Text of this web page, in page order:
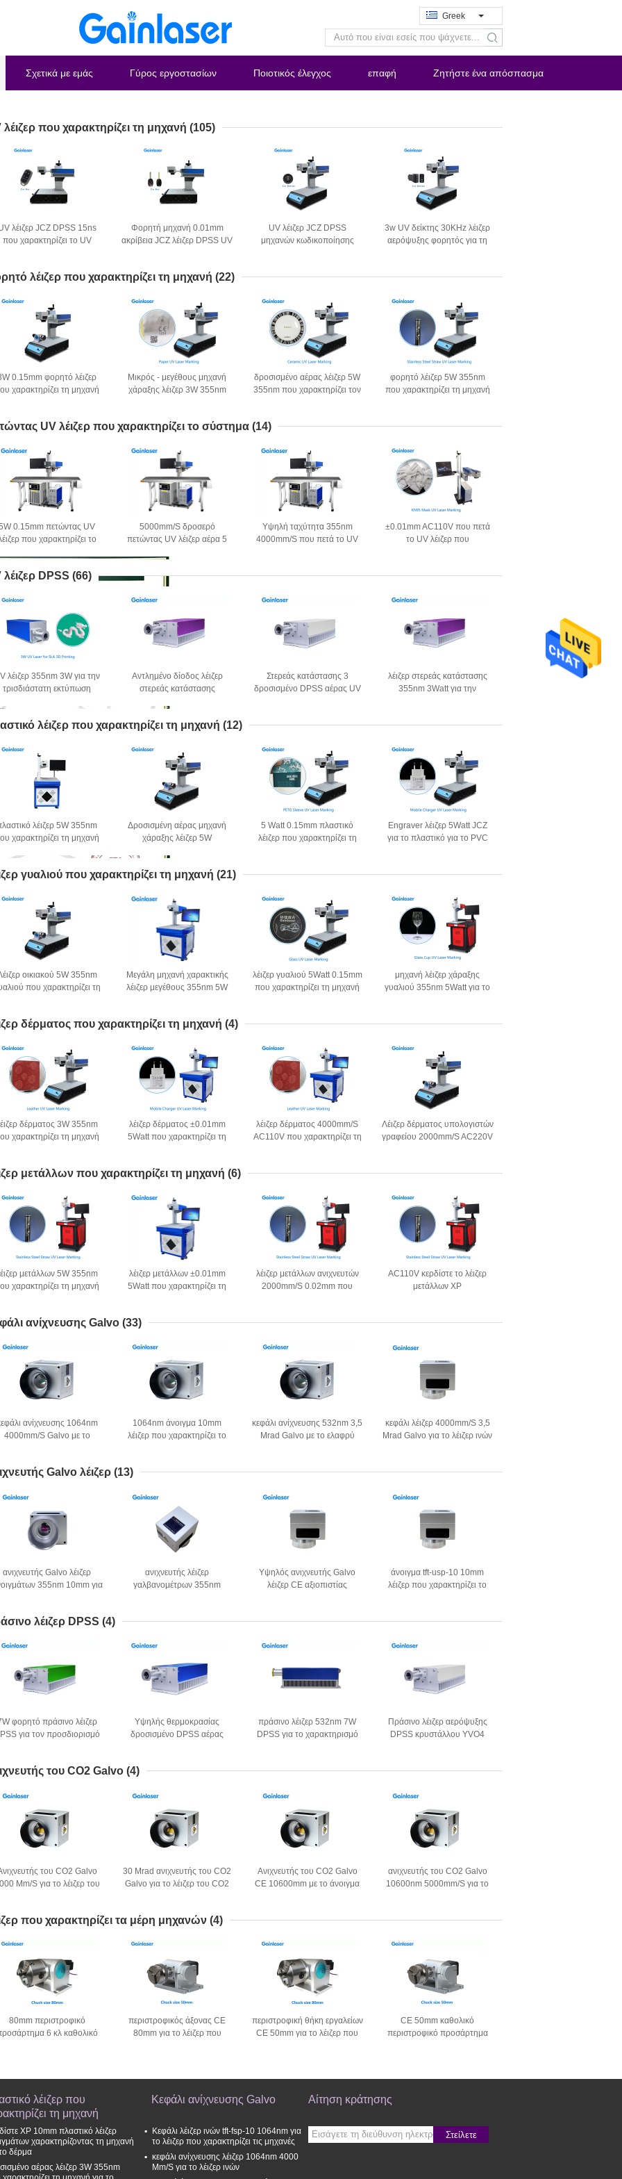
Greek
search
Σχετικά με εμάς Γύρος εργοστασίων Ποιοτικός έλεγχος επαφή Ζητήστε ένα απόσπασμα
λέιζερ που χαρακτηρίζει τη μηχανή (105)
λέιζερ JCZ DPSS 15ns
που χαρακτηρίζει το UV
Φορητή μηχανή 0.01mm
ακρίβεια JCZ λέιζερ DPSS UV
UV λέιζερ JCZ DPSS
μηχανών κωδικοποίησης
αυτοκινήτων
3w UV δείκτης 30KHz λέιζερ
αερόψυξης φορητός για τη
λέιζερ που χαρακτηρίζει τη μηχανή (22)
0.15mm φορητό λέιζερ
χαρακτηρίζει τη μηχανή
Μικρός - μεγέθους μηχανή
χάραξης λέιζερ 3W 355nm
δροσισμένο αέρας λέιζερ 5W
355nm που χαρακτηρίζει τον
φορητό λέιζερ 5W 355nm
που χαρακτηρίζει τη μηχανή
UV λέιζερ που χαρακτηρίζει το σύστημα (14)
0.15mm πετώντας UV
που χαρακτηρίζει το
5000mm/S δροσερό
πετώντας UV λέιζερ αέρα 5
Υψηλή ταχύτητα 355nm
4000mm/S που πετά το UV
±0.01mm AC110V που πετά
το UV λέιζερ που
λέιζερ DPSS (66)
λέιζερ 355nm 3W για την
τρισδιάστατη εκτύπωση
Αντλημένο δίοδος λέιζερ
στερεάς κατάστασης
Στερεάς κατάστασης 3
δροσισμένο DPSS αέρας UV
λέιζερ στερεάς κατάστασης
355nm 3Watt για την
λέιζερ που χαρακτηρίζει τη μηχανή (12)
λέιζερ 5W 355nm
χαρακτηρίζει τη μηχανή
Δροσισμένη αέρας μηχανή
χάραξης λέιζερ 5W
5 Watt 0.15mm πλαστικό
λέιζερ που χαρακτηρίζει τη
Engraver λέιζερ 5Watt JCZ
για το πλαστικό για το PVC
γυαλιού που χαρακτηρίζει τη μηχανή (21)
οικιακού 5W 355nm
που χαρακτηρίζει τη
Μεγάλη μηχανή χαρακτικής
λέιζερ μεγέθους 355nm 5W
λέιζερ γυαλιού 5Watt 0.15mm
που χαρακτηρίζει τη μηχανή
μηχανή λέιζερ χάραξης
γυαλιού 355nm 5Watt για το
δέρματος που χαρακτηρίζει τη μηχανή (4)
δέρματος 3W 355nm
χαρακτηρίζει τη μηχανή
λέιζερ δέρματος ±0.01mm
5Watt που χαρακτηρίζει τη
λέιζερ δέρματος 4000mm/S
AC110V που χαρακτηρίζει τη
Λέιζερ δέρματος υπολογιστών
γραφείου 2000mm/S AC220V
μετάλλων που χαρακτηρίζει τη μηχανή (6)
μετάλλων 5W 355nm
χαρακτηρίζει τη μηχανή
λέιζερ μετάλλων ±0.01mm
5Watt που χαρακτηρίζει τη
λέιζερ μετάλλων ανιχνευτών
2000mm/S 0.02mm που
AC110V κερδίστε το λέιζερ
μετάλλων XP
ανίχνευσης Galvo (33)
ανίχνευσης 1064nm
4000mm/S Galvo με το
1064nm άνοιγμα 10mm
λέιζερ που χαρακτηρίζει το
κεφάλι ανίχνευσης 532nm 3,5
Mrad Galvo με το ελαφρύ
κεφάλι λέιζερ 4000mm/S 3,5
Mrad Galvo για το λέιζερ ινών
Galvo λέιζερ (13)
ανιχνευτής Galvo λέιζερ
355nm 10mm για
ανιχνευτής λέιζερ
γαλβανομέτρων 355nm
Υψηλός ανιχνευτής Galvo
λέιζερ CE αξιοπιστίας
άνοιγμα tft-usp-10 10mm
λέιζερ που χαρακτηρίζει το
λέιζερ DPSS (4)
φορητό πράσινο λέιζερ
για τον προσδιορισμό
Υψηλής θερμοκρασίας
δροσισμένο DPSS αέρας
πράσινο λέιζερ 532nm 7W
DPSS για το χαρακτηρισμό
Πράσινο λέιζερ αερόψυξης
DPSS κρυστάλλου YVO4
του CO2 Galvo (4)
του CO2 Galvo
Mm/S για το λέιζερ του
30 Mrad ανιχνευτής του CO2
Galvo για το λέιζερ του CO2
Ανιχνευτής του CO2 Galvo
CE 10600mm με το άνοιγμα
ανιχνευτής του CO2 Galvo
10600nm 5000mm/S για το
που χαρακτηρίζει τα μέρη μηχανών (4)
80mm περιστροφικό
6 κλ καθολικό
περιστροφικός άξονας CE
80mm για το λέιζερ που
περιστροφική θήκη εργαλείων
CE 50mm για το λέιζερ που
CE 50mm καθολικό
περιστροφικό προσάρτημα
λέιζερ που
τη μηχανή
XP 10mm πλαστικό λέιζερ
χαρακτηρίζοντας τη μηχανή
δέρμα
αέρας λέιζερ 3W 355nm
Κεφάλι ανίχνευσης Galvo
Κεφάλι λέιζερ ινών tft-fsp-10 1064nm για
το λέιζερ που χαρακτηρίζει τις μηχανές
κεφάλι ανίχνευσης λέιζερ 1064nm 4000
Mm/S για το λέιζερ ινών
Αίτηση κράτησης
Στείλετε